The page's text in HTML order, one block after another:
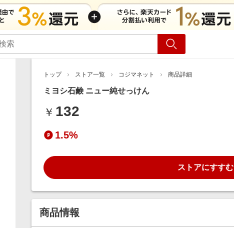
トップ ストア一覧 コジマネット 商品詳細
ミヨシ石鹸 ニュー純せっけん
￥ 132
1.5%
ストアにすすむ
商品情報